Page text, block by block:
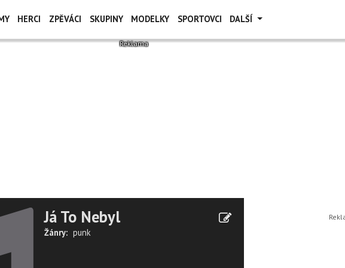
HERCI ZPĚVÁCI SKUPINY MODELKY SPORTOVCI DALŠÍ
Já To Nebyl
Žánry: punk